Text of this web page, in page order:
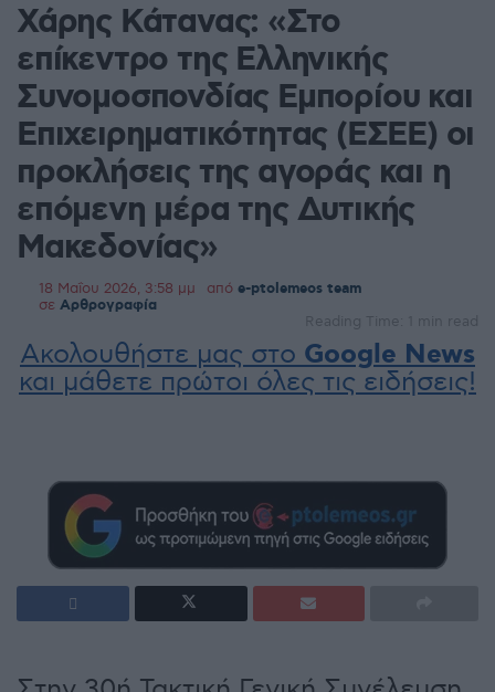
Χάρης Κάτανας: «Στο
επίκεντρο της Ελληνικής
Συνομοσπονδίας Εμπορίου και
Επιχειρηματικότητας (ΕΣΕΕ) οι
προκλήσεις της αγοράς και η
επόμενη μέρα της Δυτικής
Μακεδονίας»
18 Μαΐου 2026, 3:58 μμ από e-ptolemeos team
σε Αρθρογραφία
Reading Time: 1 min read
Ακολουθήστε μας στο Google News
και μάθετε πρώτοι όλες τις ειδήσεις!